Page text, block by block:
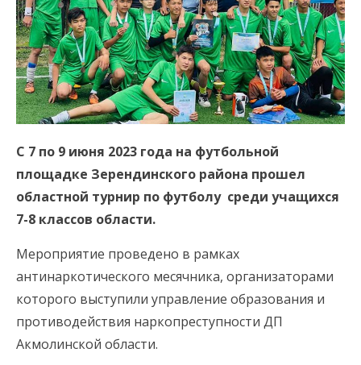
С 7 по 9 июня 2023 года на футбольной
площадке Зерендинского района прошел
областной турнир по футболу среди учащихся
7-8 классов области.
Мероприятие проведено в рамках
антинаркотического месячника, организаторами
которого выступили управление образования и
противодействия наркопреступности ДП
Акмолинской области.